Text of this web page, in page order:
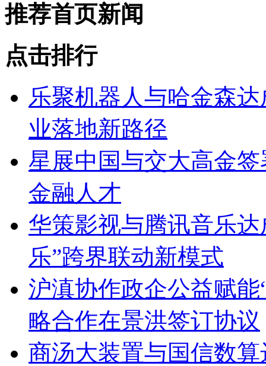
推荐首页新闻
点击排行
乐聚机器人与哈金森
业落地新路径
星展中国与交大高金
金融人才
华策影视与腾讯音乐
乐”跨界联动新模式
沪滇协作政企公益赋
略合作在景洪签订协议
商汤大装置与国信数